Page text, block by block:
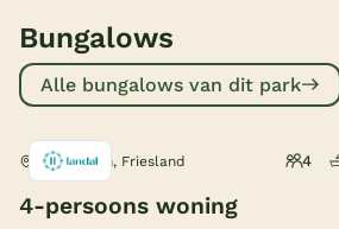
Duitsland
België
Blog
Bungalows
Alle bungalows van dit park
Witmarsum, Friesland 4
4-persoons woning